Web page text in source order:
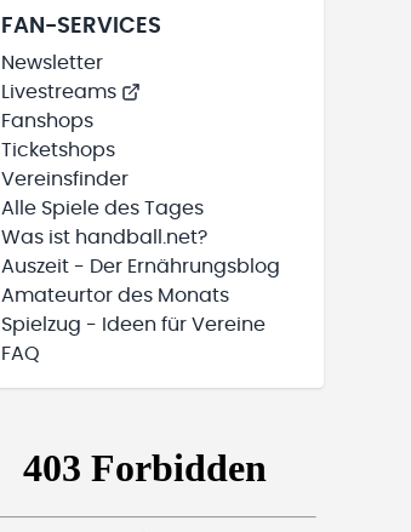
FAN-SERVICES
Newsletter
Livestreams
Fanshops
Ticketshops
Vereinsfinder
Alle Spiele des Tages
Was ist handball.net?
Auszeit - Der Ernährungsblog
Amateurtor des Monats
Spielzug - Ideen für Vereine
FAQ